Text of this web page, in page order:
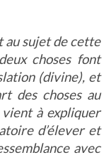
au sujet de cette
choses font
(divine), et
des choses au
vient à expliquer
d’élever et
avec